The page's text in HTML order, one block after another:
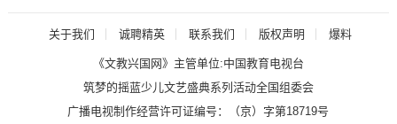
关于我们 诚聘精英 联系我们 版权声明 爆料
《文教兴国网》主管单位:中国教育电视台
筑梦的摇蓝少儿文艺盛典系列活动全国组委会
广播电视制作经营许可证编号：
（京）字第18719号